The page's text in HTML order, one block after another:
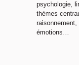
psychologie,
thèmes
émotions…